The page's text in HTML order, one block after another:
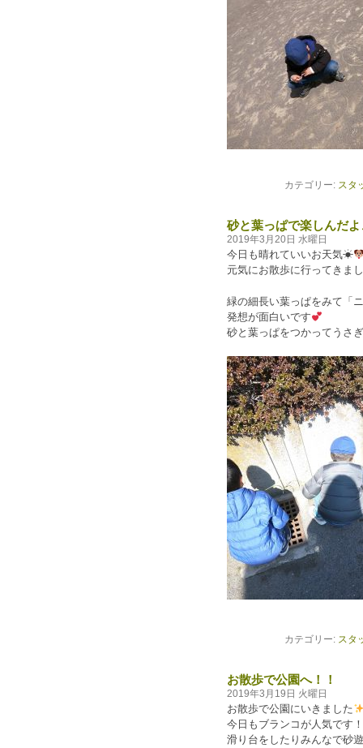
カテゴリー: スタ
砂と葉っぱで楽しんだ
2019年3月20日 水曜日
今日も晴れていいお天気☀
元気にお散歩に行ってきま
緑の細長い葉っぱをみて「
発想が面白いです
砂と葉っぱをつかってうさ
カテゴリー: スタ
お散歩で公園へ！！
2019年3月19日 火曜日
お散歩で公園にいきました
今日もブランコが人気です！
滑り台をしたりみんなで砂